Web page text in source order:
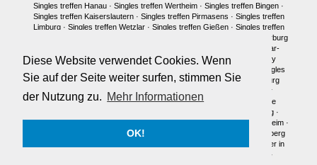
Diese Website verwendet Cookies. Wenn
Sie auf der Seite weiter surfen, stimmen Sie
der Nutzung zu. Mehr Informationen
OK!
Singles treffen Hanau · Singles treffen Wertheim · Singles treffen Bingen ·
Singles treffen Kaiserslautern· Singles treffen Pirmasens · Singles treffen
Limburg· Singles treffen Wetzlar· Singles treffen Gießen· Singles treffen
Singles treffen Marburg
Singles treffen Idar-
Oberstein·Neu in München·Singles treffen München·
Single Party
Singles
treffen Berlin ·Single Party Berlin· Singles Berlin ·Singles Regensburg
Single Männer Frankfurt
Single Frauen Frankfurt
Single Männer
Darmstadt· Single Frauen Darmstadt·Single Männer Mainz
Single
Single Frauen Heidelberg ·
Single Frauen·Single Männer·Singles in Karlsruhe·Singles in Mannheim ·
Single Frauen Siegen
Single Männer Heidelberg
Traumpartner in
·